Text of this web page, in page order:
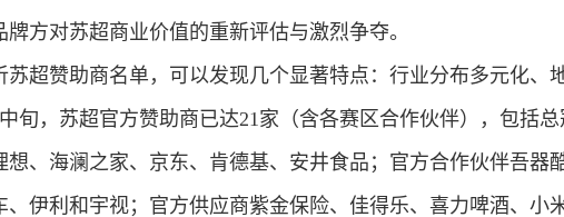
牌方对苏超商业价值的重新评估与激烈争夺。
苏超赞助商名单，可以发现几个显著特点： 行业分布多元化、
旬，苏超官方赞助商已达21家（含各赛区合作伙伴），包括
想、海澜之家、京东、肯德基、安井食品；官方合作伙伴吾器
、伊利和宇视；官方供应商紫金保险、佳得乐、喜力啤酒、小米